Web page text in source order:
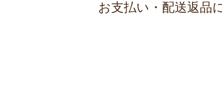
お支払い・配送返品